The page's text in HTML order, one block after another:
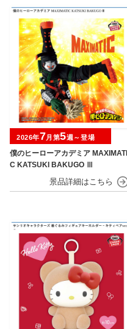
僕のヒーローアカデミア MAXIMATI
C KATSUKI BAKUGO Ⅲ
2026年7月第5週～登場